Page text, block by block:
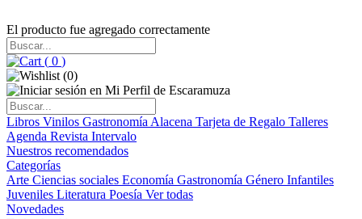
El producto fue agregado correctamente
( 0 )
(0)
Libros Vinilos Gastronomía Alacena Tarjeta de Regalo Talleres
Agenda Revista Intervalo
Nuestros recomendados
Categorías
Arte Ciencias sociales Economía Gastronomía Género Infantiles
Juveniles Literatura Poesía Ver todas
Novedades